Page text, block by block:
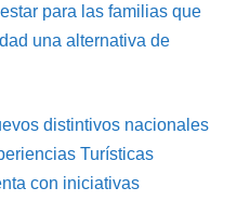
para las familias que
una alternativa de
distintivos nacionales
Turísticas
con iniciativas